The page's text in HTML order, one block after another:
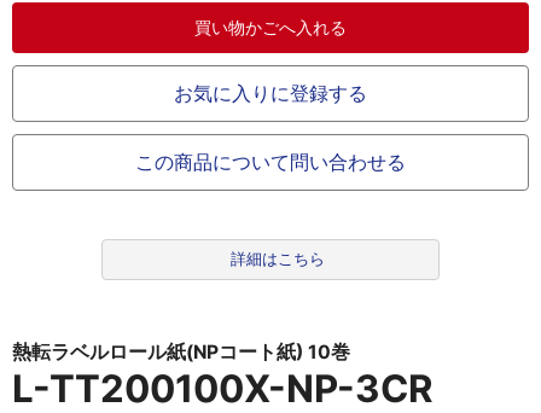
お気に入りに登録する
この商品について問い合わせる
詳細はこちら
熱転ラベルロール紙(NPコート紙) 10巻
L-TT200100X-NP-3CR